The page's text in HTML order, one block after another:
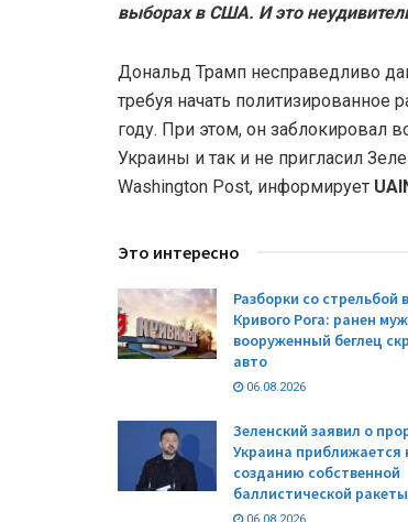
выборах в США. И это
Дональд Трамп несправедливо
требуя начать политизированное
году. При этом, он
Украины и так и не пригласил
Washington Post, информирует
Это интересно
Разборки со стрельбой
Кривого Рога: ранен
вооруженный беглец
авто
06.08.2026
Зеленский заявил о
Украина приближается
созданию собственной
баллистической ракеты
06.08.2026